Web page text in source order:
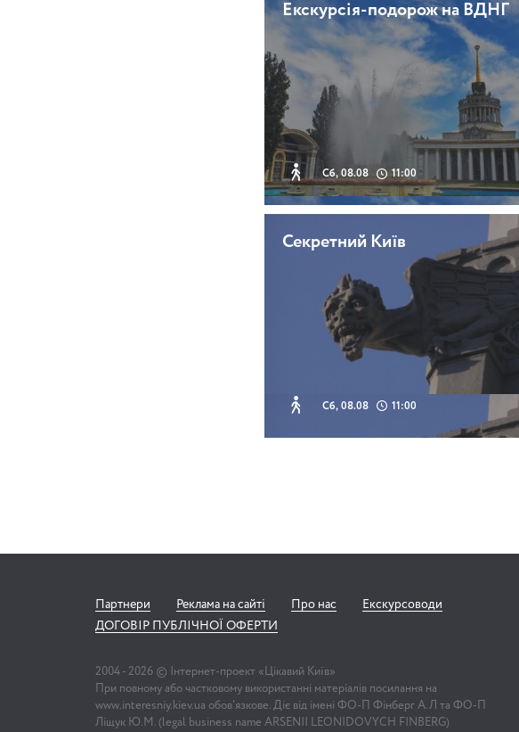
Екскурсія-подорож на ВДНГ
Сб, 08.08 11:00
Секретний Київ
Сб, 08.08 11:00
Партнери Реклама на сайті Про нас
Екскурсоводи
ДОГОВІР ПУБЛІЧНОЇ ОФЕРТИ
2004 - 2026 © Інтернет-проект «Цікавий Київ»
При повному або частковому використанні матеріалів посилання на
www.interesniy.kiev.ua обов'язкове. Діє від імені ФО-П Фінберг А.Л та ФО-П
Ліщук Ю.М. (legal business name ARSENII LEONIDOVYCH FINBERG)